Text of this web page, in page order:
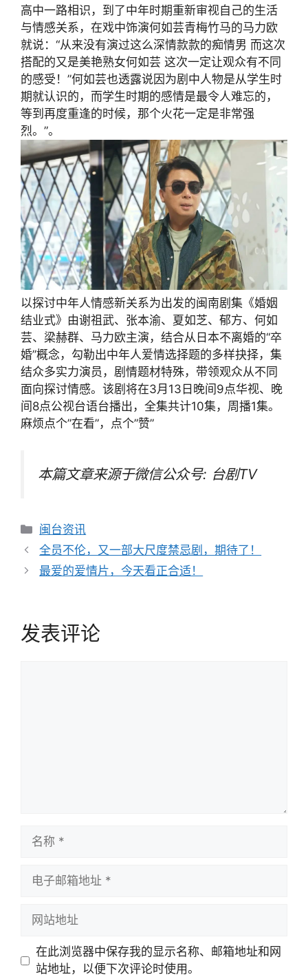
高中一路相识，到了中年时期重新审视自己的生活
与情感关系，在戏中饰演何如芸青梅竹马的马力欧
就说：“从来没有演过这么深情款款的痴情男 而这次
搭配的又是美艳熟女何如芸 这次一定让观众有不同
的感受！”何如芸也透露说因为剧中人物是从学生时
期就认识的，而学生时期的感情是最令人难忘的，
等到再度重逢的时候，那个火花一定是非常强
烈。”。
以探讨中年人情感新关系为出发的闽南剧集《婚姻
结业式》由谢祖武、张本渝、夏如芝、郁方、何如
芸、梁赫群、马力欧主演，结合从日本不离婚的“卒
婚”概念，勾勒出中年人爱情选择题的多样抉择，集
结众多实力演员，剧情题材特殊，带领观众从不同
面向探讨情感。该剧将在3月13日晚间9点华视、晚
间8点公视台语台播出，全集共计10集，周播1集。
麻烦点个”在看”，点个”赞”
本篇文章来源于微信公众号: 台剧TV
分
类
闽台资讯
文
章
全员不伦，又一部大尺度禁忌剧，期待了！
最爱的爱情片，今天看正合适！
发表评论
址
址
在此浏览器中保存我的显示名称、邮箱地址和网
站地址，以便下次评论时使用。